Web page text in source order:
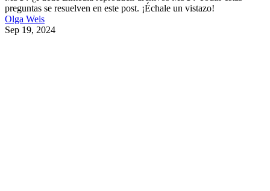
preguntas se resuelven en este post. ¡Échale un vistazo!
Olga Weis
Sep 19, 2024